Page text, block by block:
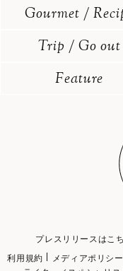
Gourmet /
Trip / Go out
Feature
プレスリリースはこ
利用規約
メディアポリシー